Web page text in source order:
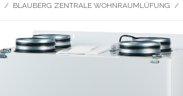
/ BLAUBERG ZENTRALE WOHNRAUMLÜFUNG /